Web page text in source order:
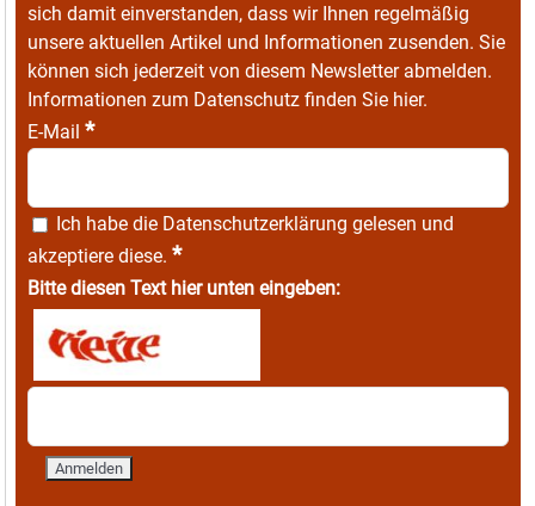
sich damit einverstanden, dass wir Ihnen regelmäßig
unsere aktuellen Artikel und Informationen zusenden. Sie
können sich jederzeit von diesem Newsletter abmelden.
Informationen zum Datenschutz finden Sie hier.
E-Mail *
Ich habe die Datenschutzerklärung gelesen und
akzeptiere diese. *
Bitte diesen Text hier unten eingeben: